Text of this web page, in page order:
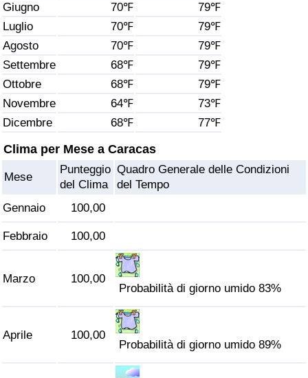
Giugno
70℉
79℉
Luglio
70℉
79℉
Agosto
70℉
79℉
Settembre
68℉
79℉
Ottobre
68℉
79℉
Novembre
64℉
73℉
Dicembre
68℉ 77℉
Clima per Mese a Caracas
Mese
Punteggio
del Clima
Quadro Generale delle Condizioni
del Tempo
Gennaio
100,00
Febbraio 100,00
Marzo 100,00
Probabilità di giorno umido 83%
Aprile 100,00
Probabilità di giorno umido 89%
Indice della Criminalità
Indice di criminalità per paese
Assistenza Sanitaria
Indice dell’Assistenza Sanitaria (Corrente)
Nazione
Indice dell’Inquinamento (Corrente)
Indice di inquinamento
Indice dell’Inquinamento per Nazione